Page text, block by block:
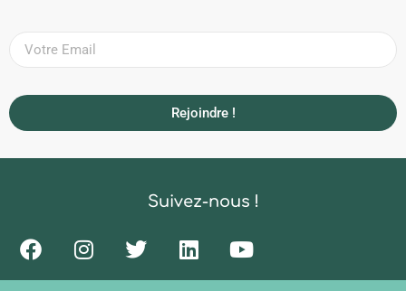
Rejoindre !
Suivez-nous !